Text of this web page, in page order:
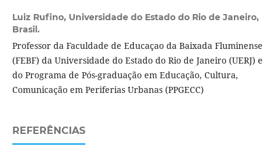
Luiz Rufino, Universidade do Estado do Rio de Janeiro,
Brasil.
Professor da Faculdade de Educaçao da Baixada Fluminense
(FEBF) da Universidade do Estado do Rio de Janeiro (UERJ) e
do Programa de Pós-graduação em Educação, Cultura,
Comunicação em Periferias Urbanas (PPGECC)
REFERÊNCIAS